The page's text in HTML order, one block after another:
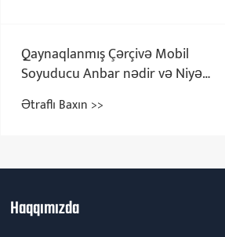
Qaynaqlanmış Çərçivə Mobil
Soyuducu Anbar nədir və Niyə
Ən Etibarlı Mobil Soyuq Zəncir
Həllidir
Ətraflı Baxın >>
Haqqımızda